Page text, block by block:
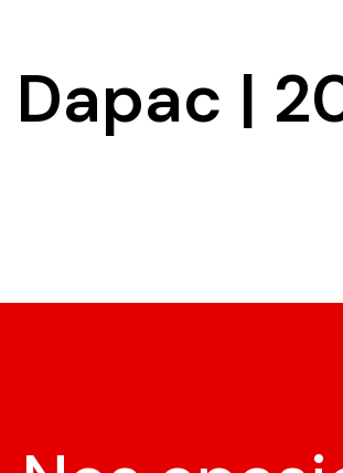
Dapac |